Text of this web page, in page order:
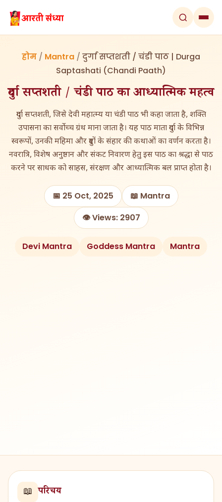
होम / Mantra / दुर्गा सप्तशती / चंडी पाठ | Durga
Saptashati (Chandi Paath)
दुर्गा सप्तशती / चंडी पाठ का आध्यात्मिक महत्व
दुर्गा सप्तशती, जिसे देवी महात्म्य या चंडी पाठ भी कहा जाता है, शक्ति
उपासना का सर्वोच्च ग्रंथ माना जाता है। यह पाठ माता दुर्गा के विभिन्न
स्वरूपों, उनकी महिमा और दुष्टों के संहार की कथाओं का वर्णन करता है।
नवरात्रि, विशेष अनुष्ठान और संकट निवारण हेतु इस पाठ का श्रद्धा से पाठ
करने पर साधक को साहस, संरक्षण और आध्यात्मिक बल प्राप्त होता है।
📅 25 Oct, 2025
📖 Mantra
👁️ Views: 2907
Devi Mantra Goddess Mantra Mantra
📖 परिचय